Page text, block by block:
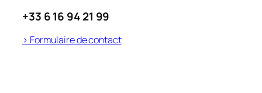
+33 6 16 94 21 99
> Formulaire de contact